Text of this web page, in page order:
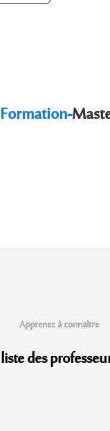
Formation-
Apprenez à connaître
liste des